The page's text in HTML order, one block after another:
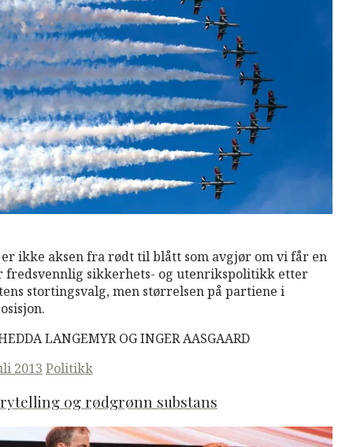
er ikke aksen fra rødt til blått som avgjør om vi får en
fredsvennlig sikkerhets- og utenrikspolitikk etter
stortingsvalg, men størrelsen på partiene i
LANGEMYR OG INGER AASGAARD
2013 Politikk
og rødgrønn substans